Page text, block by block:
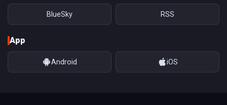
BlueSky RSS
App
Android iOS